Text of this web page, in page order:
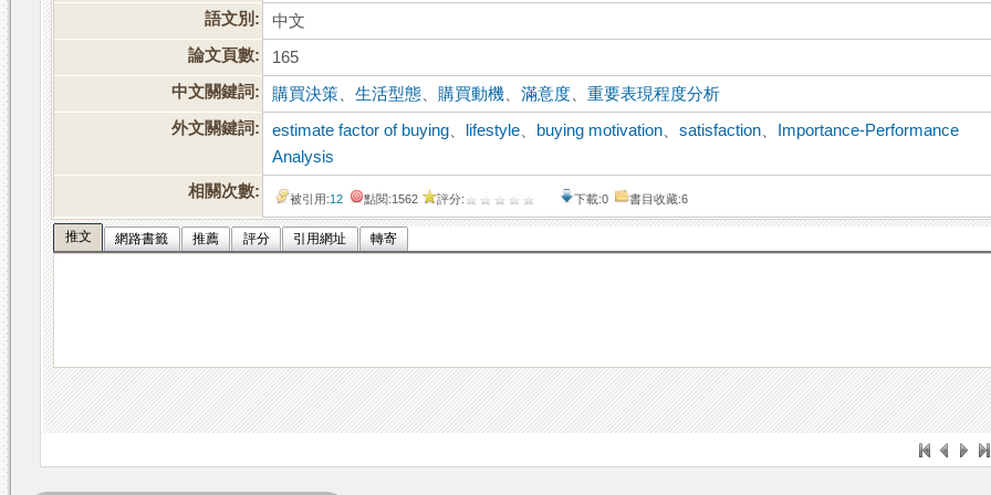
語文別:
中文
論文頁數:
165
中文關鍵詞:
購買決策 、生活型態 購買動機 、滿意度 、重要表現程度分析
外文關鍵詞:
estimate factor of buying lifestyle buying motivation 、satisfaction
Importance-Performance
Analysis
相關次數:
被引用:12 點閱:1562 評分: 下載:0 書目收藏:6
推文 網路書籤 推薦 評分 引用網址 轉寄